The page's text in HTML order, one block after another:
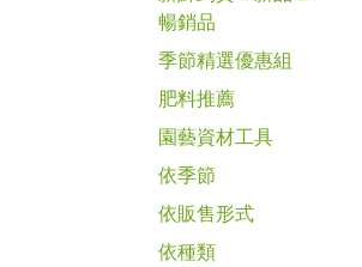
暢銷品
季節精選優惠組
肥料推薦
園藝資材工具
依季節
依販售形式
依種類